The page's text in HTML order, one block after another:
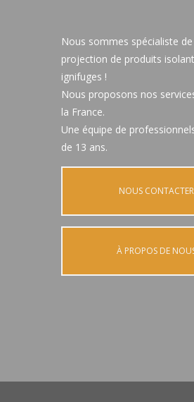
Nous sommes spécialiste de
projection de produits
ignifuges !
Nous proposons nos
la France.
Une équipe de
de 13 ans.
NOUS CONTACTER
À PROPOS DE